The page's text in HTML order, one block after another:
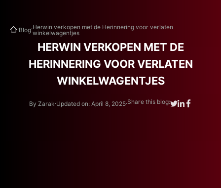
.Blog.Herwin verkopen met de Herinnering voor verlaten
winkelwagentjes
HERWIN VERKOPEN MET DE
HERINNERING VOOR VERLATEN
WINKELWAGENTJES
By Zarak.Updated on: April 8, 2025.Share this blog: